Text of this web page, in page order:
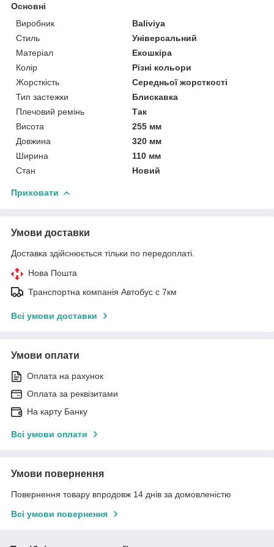
Основні
Виробник
Baliviya
Стиль
Універсальний
Матеріал
Екошкіра
Колір
Різні кольори
Жорсткість
Середньої жорсткості
Тип застежки
Блискавка
Плечовий ремінь
Так
Висота
255 мм
Довжина
320 мм
Ширина
110 мм
Стан
Новий
Приховати
Умови доставки
Доставка здійснюється тільки по передоплаті.
Нова Пошта
Транспортна компанія Автобус с 7км
Всі умови доставки
Умови оплати
Оплата на рахунок
Оплата за реквізитами
На карту Банку
Всі умови оплати
Умови повернення
Повернення товару впродовж 14 днів за домовленістю
Всі умови повернення